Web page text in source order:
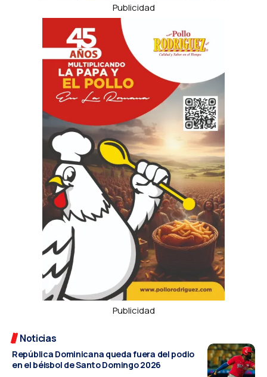
Publicidad
Publicidad
Noticias
República Dominicana queda fuera del podio
en el béisbol de Santo Domingo 2026